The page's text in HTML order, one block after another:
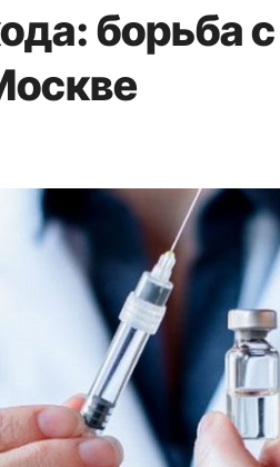
борьба с